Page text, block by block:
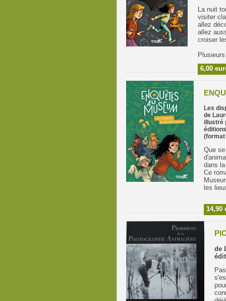
La nuit
visiter
allez
allez
croiser
6,00
Les
de
illustré
(format
Que
dans
Ce
les
14,90
de